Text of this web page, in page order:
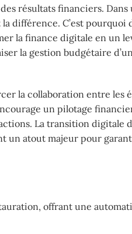
résultats financiers. Dans
différence. C’est pourquoi
la finance digitale en un
la gestion budgétaire
la collaboration entre les
un pilotage
La transition digitale
un atout majeur pour
offrant une